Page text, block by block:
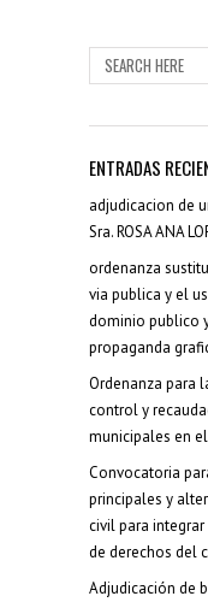
ENTRADAS
adjudicacion de
Sra. ROSA ANA
ordenanza
via publica y el
dominio publico
propaganda
Ordenanza para
control y
municipales en
Convocatoria
principales y
civil para
de derechos del
Adjudicación de